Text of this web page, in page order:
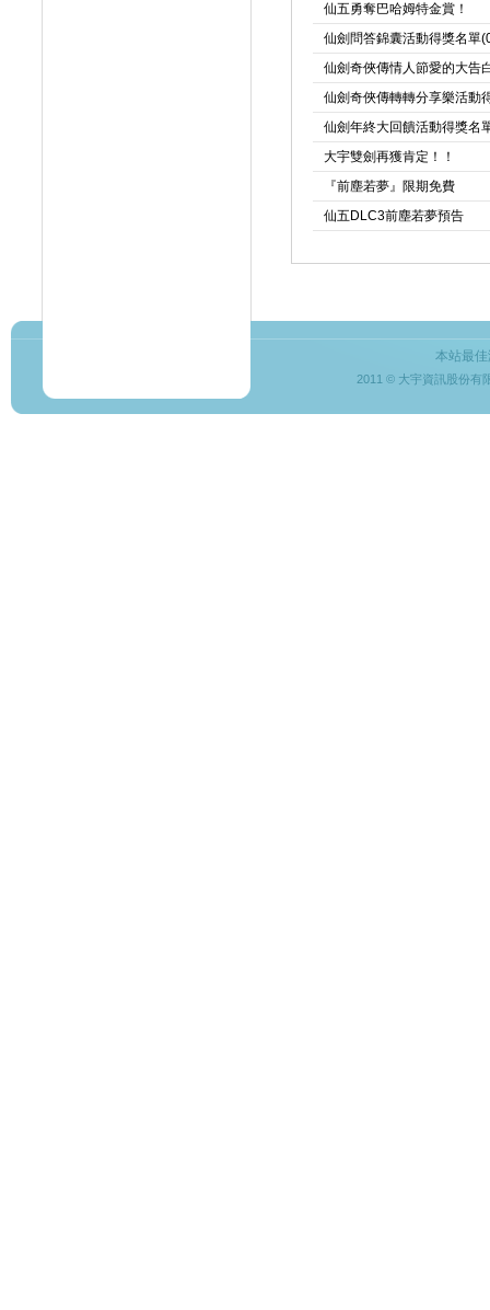
仙五勇奪巴哈姆特金賞！
仙劍問答錦囊活動得獎名單
仙劍奇俠傳情人節愛的大告
仙劍奇俠傳轉轉分享樂活動
仙劍年終大回饋活動得獎名
大宇雙劍再獲肯定！！
『前塵若夢』限期免費
仙五DLC3前塵若夢預告
本站最
2011 © 大宇資訊股份有